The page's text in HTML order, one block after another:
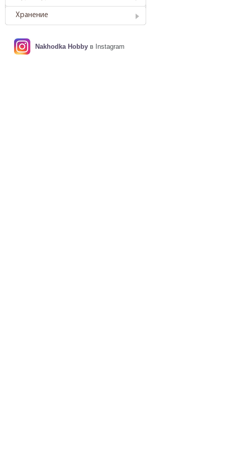
Хранение
Nakhodka Hobby в Instagram